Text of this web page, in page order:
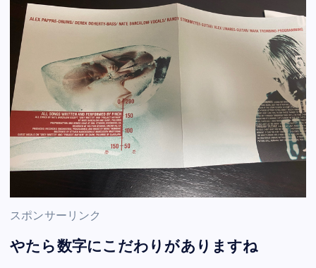
スポンサーリンク
やたら数字にこだわりがありますね